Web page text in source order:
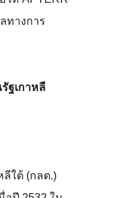
ทางการ
ฐเกาหลี
ใต้ (กลต.)